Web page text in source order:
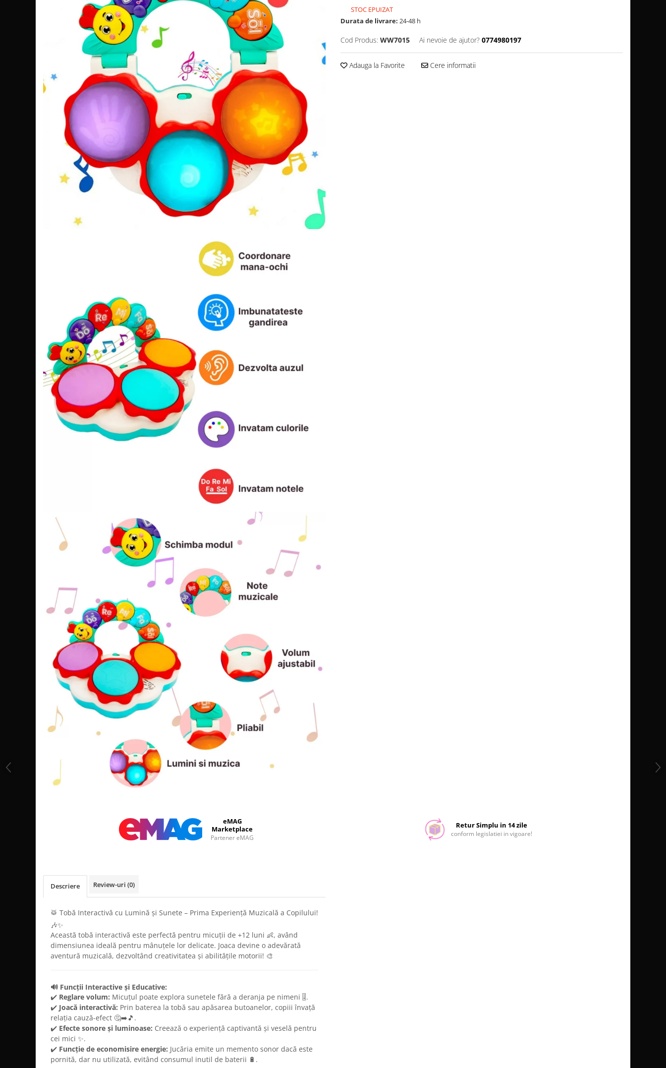
Facebook
STOC EPUIZAT
Durata de livrare: 24-48 h
Cod Produs: WW7015 Ai nevoie de ajutor? 0774980197
Adauga la Favorite Cere informatii
eMAG
Marketplace
Partener eMAG
Retur Simplu in 14 zile
conform legislatiei in vigoare!
Descriere Review-uri (0)
🥁 Tobă Interactivă cu Lumină și Sunete – Prima Experiență Muzicală a Copilului!
🎶✨
Această tobă interactivă este perfectă pentru micuții de +12 luni 👶, având
dimensiunea ideală pentru mânuțele lor delicate. Joaca devine o adevărată
aventură muzicală, dezvoltând creativitatea și abilitățile motorii! 🎨
🔊 Funcții Interactive și Educative:
✔️ Reglare volum: Micuțul poate explora sunetele fără a deranja pe nimeni 🎚️.
✔️ Joacă interactivă: Prin baterea la tobă sau apăsarea butoanelor, copiii învață
relația cauză-efect 🤔➡️🎵.
✔️ Efecte sonore și luminoase: Creează o experiență captivantă și veselă pentru
cei mici ✨.
✔️ Funcție de economisire energie: Jucăria emite un memento sonor dacă este
pornită, dar nu utilizată, evitând consumul inutil de baterii 🔋.